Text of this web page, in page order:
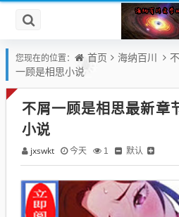
您现在的位置： 首页 海纳百川
一顾是相思小说
不屑一顾是相思最新章
小说
jxswkt 今天 1 默认